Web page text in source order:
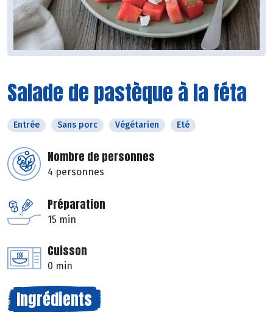
Salade de pastèque à la féta
Entrée Sans porc Végétarien Eté
Nombre de personnes
4 personnes
Préparation
15 min
Cuisson
0 min
Ingrédients